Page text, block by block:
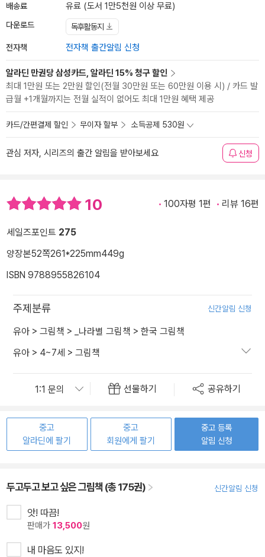
배송료 유료 (도서 1만5천원 이상 무료)
다운로드 독후활동지
전자책 전자책 출간알림 신청
알라딘 만권당 삼성카드, 알라딘 15% 청구 할인
최대 1만원 또는 2만원 할인(전월 30만원 또는 60만원 이용 시) / 카드 발
급월 +1개월까지는 전월 실적이 없어도 최대 1만원 혜택 제공
카드/간편결제 할인 무이자 할부 소득공제 530원
관심 저자, 시리즈의 출간 알림을 받아보세요 신청
10 100자평 1편 리뷰 16편
세일즈포인트 275
양장본52쪽261*225mm449g
ISBN 9788955826104
주제분류 신간알림 신청
유아 > 그림책 > _나라별 그림책 > 한국 그림책
유아 > 4~7세 > 그림책
선물하기 공유하기
중고
알라딘에 팔기
중고
회원에게 팔기
중고 등록
알림 신청
두고두고 보고 싶은 그림책 (총 175권) 신간알림 신청
앗! 따끔!
판매가 13,500원
내 마음도 있지!